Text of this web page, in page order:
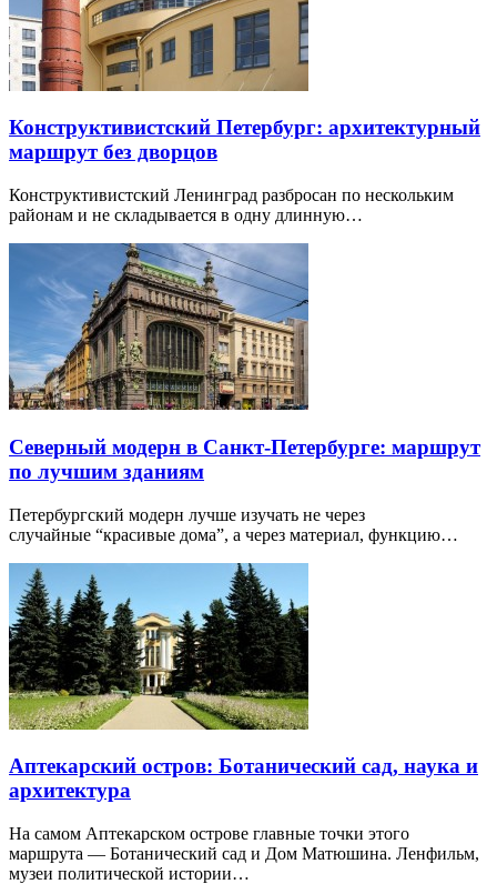
Конструктивистский Петербург: архитектурный
маршрут без дворцов
Конструктивистский Ленинград разбросан по нескольким
районам и не складывается в одну длинную…
Северный модерн в Санкт-Петербурге: маршрут
по лучшим зданиям
Петербургский модерн лучше изучать не через
случайные “красивые дома”, а через материал, функцию…
Аптекарский остров: Ботанический сад, наука и
архитектура
На самом Аптекарском острове главные точки этого
маршрута — Ботанический сад и Дом Матюшина. Ленфильм,
музеи политической истории…